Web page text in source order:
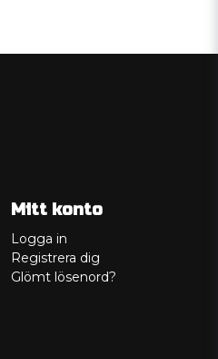
Mitt konto
Logga in
Registrera dig
Glömt lösenord?